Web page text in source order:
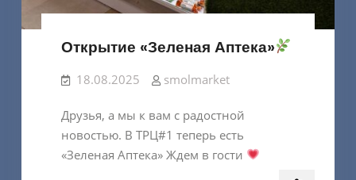
Открытие «Зеленая Аптека»
18.08.2025 smolmarket
Друзья, а мы к вам с радостной
новостью. В ТРЦ#1 теперь есть
«Зеленая Аптека» Ждем в гости